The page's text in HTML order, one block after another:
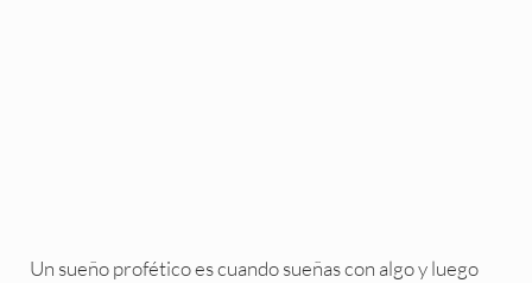
Un sueño profético es cuando sueñas con algo y luego